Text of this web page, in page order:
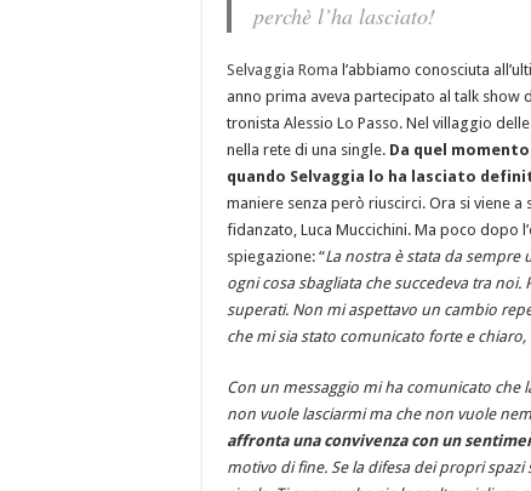
perchè l’ha lasciato!
Selvaggia Roma l’abbiamo conosciuta
anno prima aveva partecipato al talk show
tronista Alessio Lo Passo. Nel villaggio
nella rete di una single. Da quel
quando Selvaggia lo ha lasciato
maniere senza però riuscirci. Ora si viene a
fidanzato, Luca Muccichini. Ma poco dopo
spiegazione: “La nostra è stata da sempre
ogni cosa sbagliata che succedeva tra
superati. Non mi aspettavo un cambio
che mi sia stato comunicato forte e
Con un messaggio mi ha comunicato che
non vuole lasciarmi ma che non vuole
affronta una convivenza con un
motivo di fine. Se la difesa dei propri